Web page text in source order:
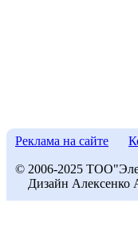
Реклама на сайте
© 2006-2025
Дизайн Алексенко